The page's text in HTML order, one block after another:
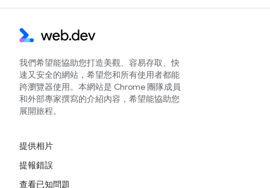
我們希望能協助您打造美觀、容易存取、快
速又安全的網站，希望您和所有使用者都能
跨瀏覽器使用。本網站是 Chrome 團隊成員
和外部專家撰寫的介紹內容，希望能協助您
展開旅程。
提供相片
提報錯誤
查看已知問題